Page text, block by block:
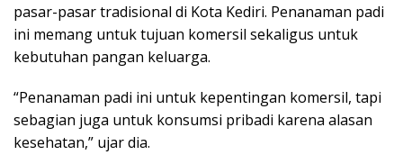
pasar-pasar tradisional di Kota Kediri. Penanaman padi
ini memang untuk tujuan komersil sekaligus untuk
kebutuhan pangan keluarga.
“Penanaman padi ini untuk kepentingan komersil, tapi
sebagian juga untuk konsumsi pribadi karena alasan
kesehatan,” ujar dia.